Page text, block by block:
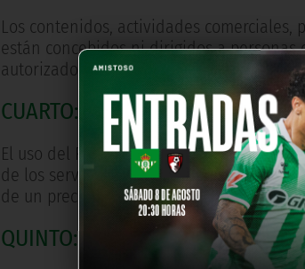
Los contenidos, actividades
están concebidos ni dirigidos a
autorizados.
CUARTO:
El uso del Portal delREAL BETIS
de los servicios o productos
de un precio en la forma y cuantía que
QUINTO: